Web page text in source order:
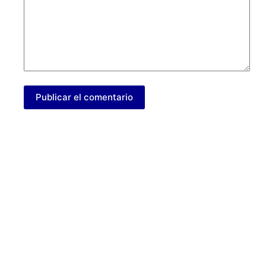
Publicar el comentario